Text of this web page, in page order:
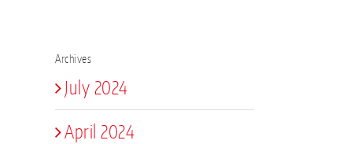
Archives
July 2024
April 2024